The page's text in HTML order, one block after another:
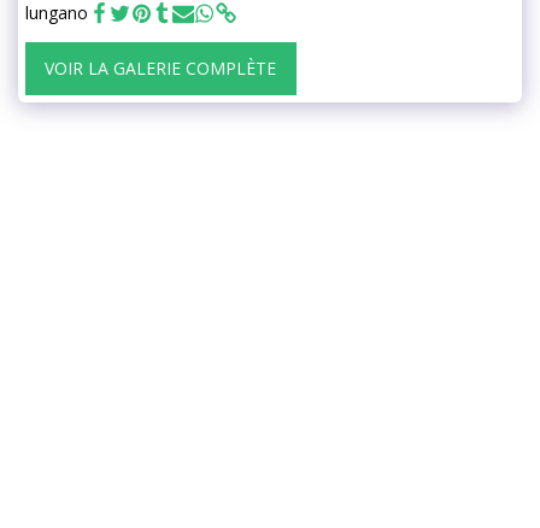
lungano
VOIR LA GALERIE COMPLÈTE